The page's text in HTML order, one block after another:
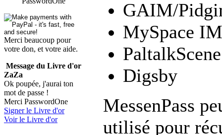
Merci beaucoup pour
votre don, et votre aide.
Message du Livre d'or
ZaZa
Ok poupée, j'aurai ton
mot de passe !
Merci PasswordOne
Signer le Livre d'or
Voir le Livre d'or
GAIM/
MySpace IM
PaltalkScene
Digsby
MessenPass
utilisé pour